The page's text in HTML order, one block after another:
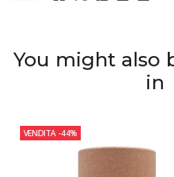
You might also
in
VENDITA -44%